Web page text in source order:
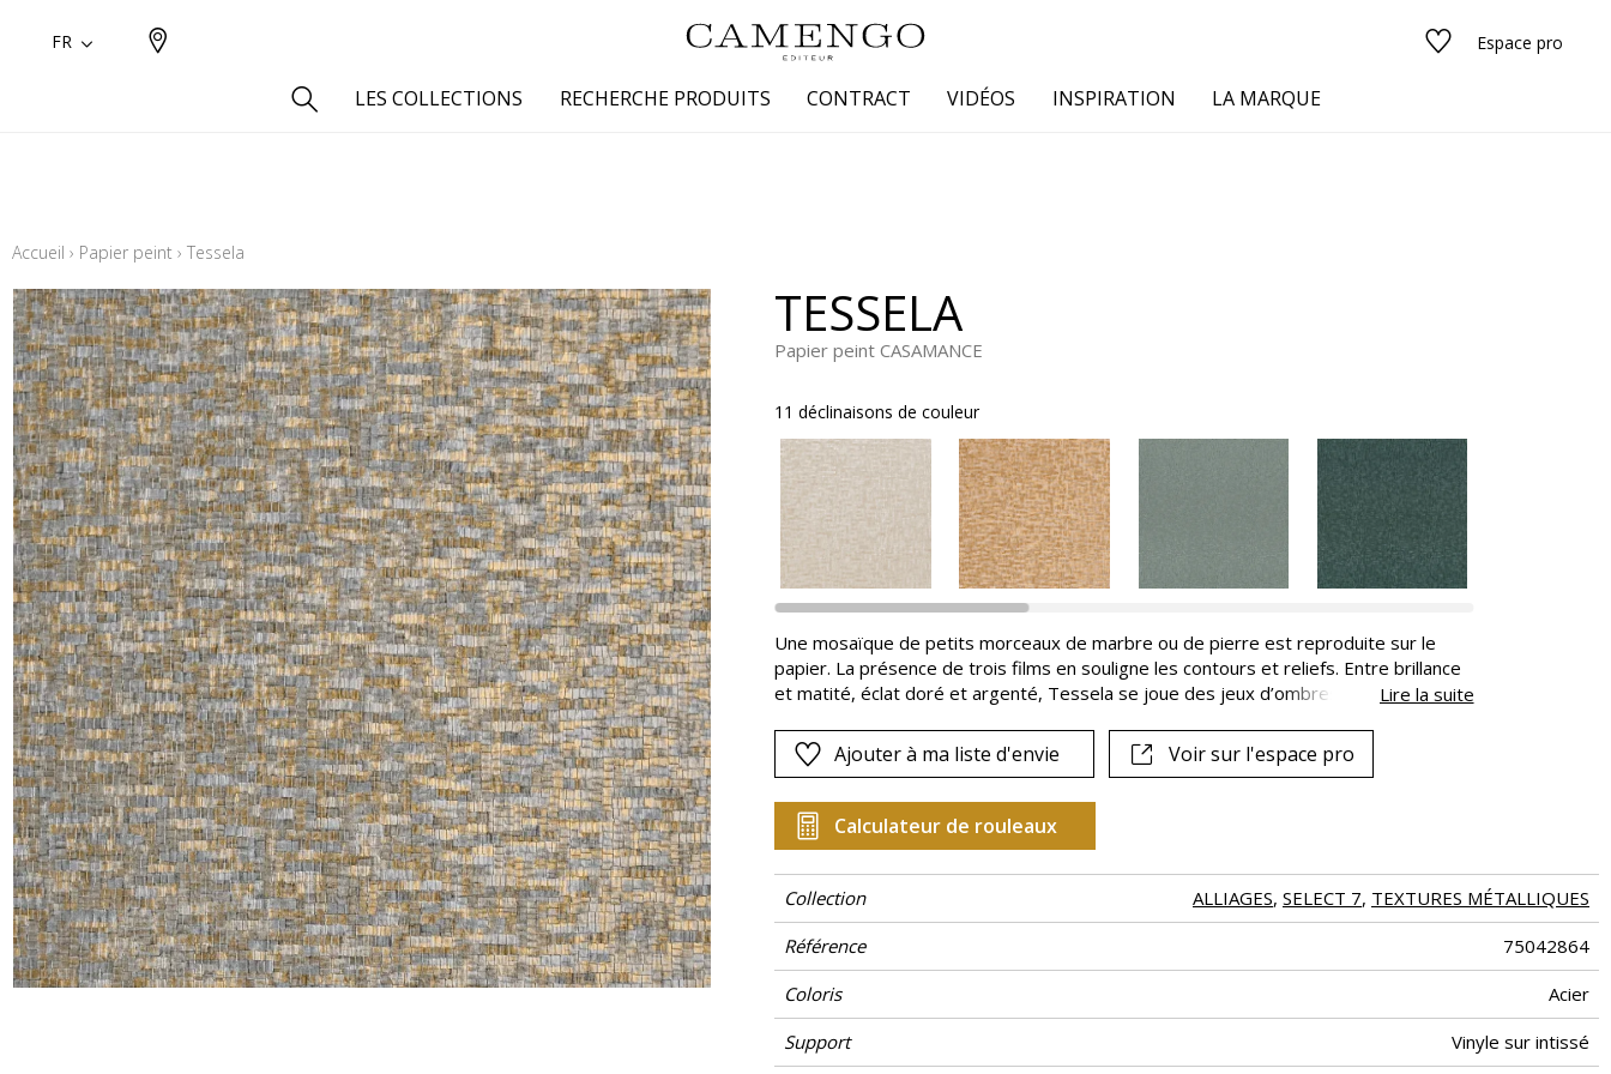
FR Espace pro
LES COLLECTIONS RECHERCHE PRODUITS
Aspect lin
Aspect soie
Coton
Inspiration fourrure
Laine
Lin
Polyester
Satin
Taffetas
Velours
Petits motifs
Multicouleurs
Noir
Orange
Rose
Rouge
Vert
Violet
Voir tous les tissus
CONTRACT VIDÉOS INSPIRATION LA MARQUE
Accueil › Papier peint › Tessela
TESSELA
Papier peint CASAMANCE
11 déclinaisons de couleur
Une mosaïque de petits morceaux de marbre ou de pierre est reproduite sur le
papier. La présence de trois films en souligne les contours et reliefs. Entre brillance
et matité, éclat doré et argenté, Tessela se joue des jeux d’ombres et de lumière.
Lire la suite
Ajouter à ma liste d'envie Voir sur l'espace pro
Calculateur de rouleaux
Collection ALLIAGES, SELECT 7, TEXTURES MÉTALLIQUES
Référence
75042864
Coloris
Acier
Support
Vinyle sur intissé